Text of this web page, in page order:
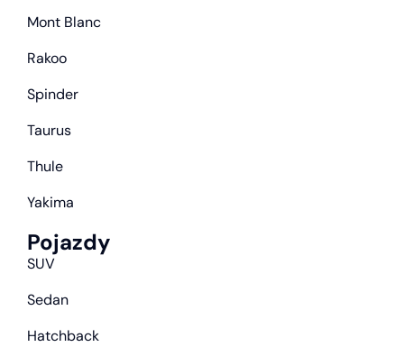
Mont Blanc
Rakoo
Spinder
Taurus
Thule
Yakima
Pojazdy
SUV
Sedan
Hatchback